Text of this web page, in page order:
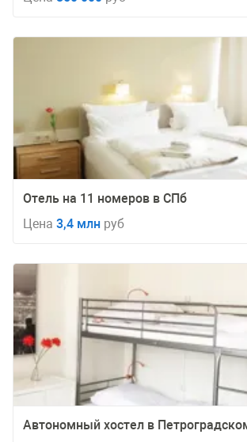
Отель на 11 номеров в СПб
Цена 3,4 млн руб
Автономный хостел в